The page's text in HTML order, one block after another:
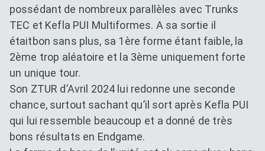
possédant de nombreux parallèles avec Trunks
TEC et Kefla PUI Multiformes. A sa sortie il
étaitbon sans plus, sa 1ère forme étant faible, la
2ème trop aléatoire et la 3ème uniquement forte
un unique tour.
Son ZTUR d’Avril 2024 lui redonne une seconde
chance, surtout sachant qu’il sort après Kefla PUI
qui lui ressemble beaucoup et a donné de très
bons résultats en Endgame.